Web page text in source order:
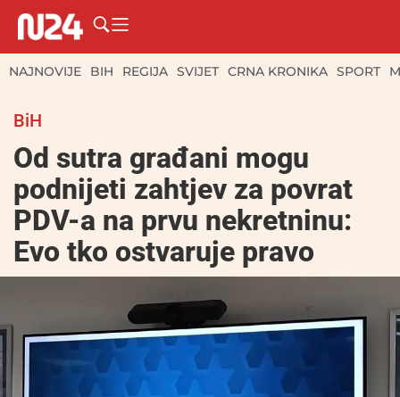
NAJNOVIJE BIH REGIJA SVIJET CRNA KRONIKA SPORT
BiH
Od sutra građani mogu
podnijeti zahtjev za povrat
PDV-a na prvu nekretninu:
Evo tko ostvaruje pravo